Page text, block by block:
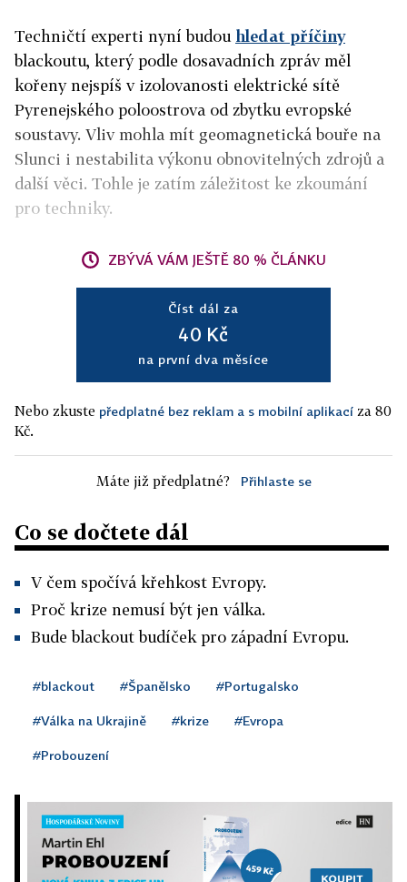
Techničtí experti nyní budou hledat příčiny
blackoutu, který podle dosavadních zpráv měl
kořeny nejspíš v izolovanosti elektrické sítě
Pyrenejského poloostrova od zbytku evropské
soustavy. Vliv mohla mít geomagnetická bouře na
Slunci i nestabilita výkonu obnovitelných zdrojů a
další věci. Tohle je zatím záležitost ke zkoumání
pro techniky.
ZBÝVÁ VÁM JEŠTĚ 80 % ČLÁNKU
Číst dál za
40 Kč
na první dva měsíce
Nebo zkuste předplatné bez reklam a s mobilní aplikací za 80
Kč.
Máte již předplatné? Přihlaste se
Co se dočtete dál
V čem spočívá křehkost Evropy.
Proč krize nemusí být jen válka.
Bude blackout budíček pro západní Evropu.
#blackout #Španělsko #Portugalsko
#Válka na Ukrajině #krize #Evropa
#Probouzení